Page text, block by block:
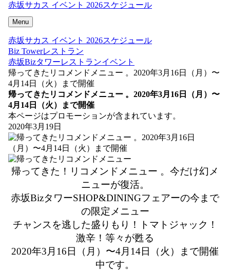
赤坂サカス イベント 2026スケジュール
Menu
赤坂サカス イベント 2026スケジュール
Biz Towerレストラン
赤坂Bizタワーレストランイベント
帰ってきたリコメンドメニュー 。2020年3月16日（月）〜
4月14日（火）まで開催
帰ってきたリコメンドメニュー 。2020年3月16日（月）〜
4月14日（火）まで開催
本ページはプロモーションが含まれています。
2020年3月19日
帰ってきた！リコメンドメニュー 。今だけ幻メ
ニューが復活。
赤坂BizタワーSHOP&DININGフェアーの今まで
の限定メニュー
チャンスを逃した盛りもり！トマトジャック！
激辛！等々が甦る
2020年3月16日（月）〜4月14日（火）まで開催
中です。